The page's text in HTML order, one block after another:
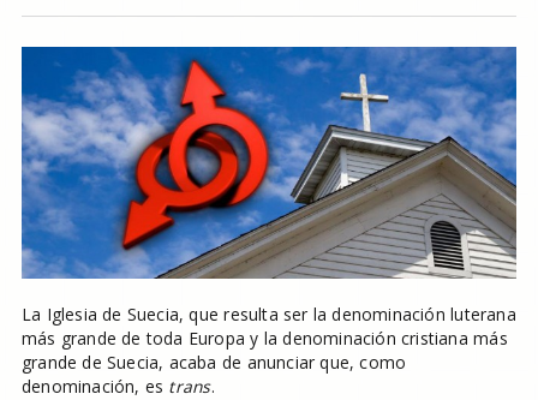
La Iglesia de Suecia, que resulta ser la denominación luterana
más grande de toda Europa y la denominación cristiana más
grande de Suecia, acaba de anunciar que, como
denominación, es trans.